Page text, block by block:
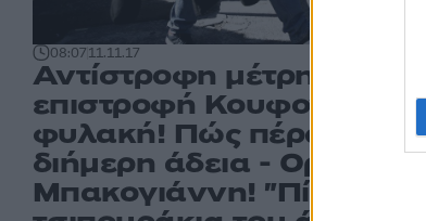
08:0711.11.17
Αντίστροφη μέτρηση για
επιστροφή Κουφοντίνα
φυλακή! Πώς πέρασε τη
διήμερη άδεια - Οργή
Μπακογιάννη! "Πίνει τα